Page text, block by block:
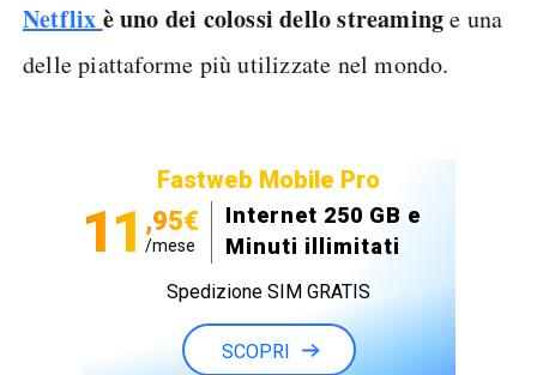
Netflix è uno dei colossi dello streaminge una
delle piattaforme più utilizzate nel mondo.
Fastweb Mobile Pro
11 ,95€
/mese
Internet 250 GB e
Minuti illimitati
Spedizione SIM GRATIS
SCOPRI